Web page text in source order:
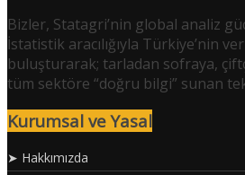
Bizler, Statagri’nin global analiz
İstatistik aracılığıyla Türkiye’nin
buluşturarak; tarladan sofraya,
tüm sektöre “doğru bilgi” sunan
Kurumsal ve Yasal
➤ Hakkımızda